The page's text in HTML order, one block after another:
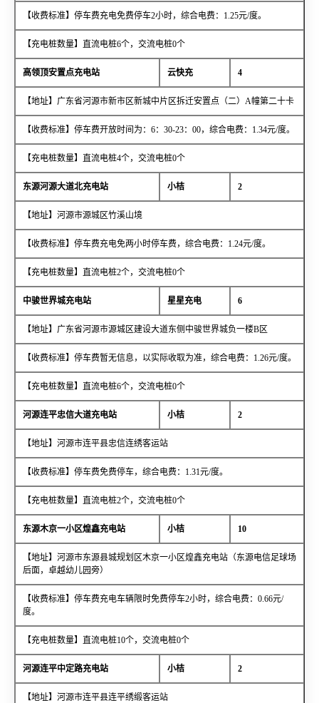
【收费标准】停车费充电免费停车2小时，综合电费：1.25元/度。
【充电桩数量】直流电桩6个，交流电桩0个
高领顶安置点充电站 云快充 4
【地址】广东省河源市新市区新城中片区拆迁安置点（二）A幢第二十卡
【收费标准】停车费开放时间为：6：30-23：00，综合电费：1.34元/度。
【充电桩数量】直流电桩4个，交流电桩0个
东源河源大道北充电站 小桔 2
【地址】河源市源城区竹溪山境
【收费标准】停车费充电免两小时停车费，综合电费：1.24元/度。
【充电桩数量】直流电桩2个，交流电桩0个
中骏世界城充电站 星星充电 6
【地址】广东省河源市源城区建设大道东侧中骏世界城负一楼B区
【收费标准】停车费暂无信息，以实际收取为准，综合电费：1.26元/度。
【充电桩数量】直流电桩6个，交流电桩0个
河源连平忠信大道充电站 小桔 2
【地址】河源市连平县忠信连绣客运站
【收费标准】停车费免费停车，综合电费：1.31元/度。
【充电桩数量】直流电桩2个，交流电桩0个
东源木京一小区煌鑫充电站 小桔 10
【地址】河源市东源县城规划区木京一小区煌鑫充电站（东源电信足球场
后面，卓越幼儿园旁）
【收费标准】停车费充电车辆限时免费停车2小时，综合电费：0.66元/
度。
【充电桩数量】直流电桩10个，交流电桩0个
河源连平中定路充电站 小桔 2
【地址】河源市连平县连平绣缎客运站